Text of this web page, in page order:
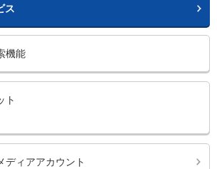
ス
機能
ト
ディアアカウント